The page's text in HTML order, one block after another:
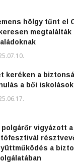
hölgy tűnt el
keréken a
a bői
polgárőr vigyázott a
a